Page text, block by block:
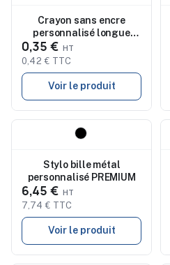
Crayon sans encre
personnalisé longue
durée INKLESS PLUS
0,35 €
0,42 € TTC
Voir le produit
Stylo bille métal
personnalisé PREMIUM
6,45 €
7,74 € TTC
Voir le produit